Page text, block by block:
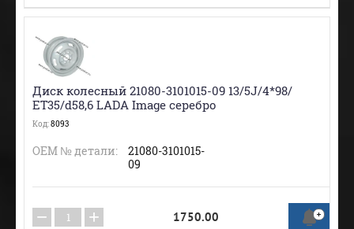
Диск колесный 21080-3101015-09 13/5J/4*98/
ЕТ35/d58,6 LADA Image серебро
Код:8093
ОЕМ № детали:
21080-3101015-
09
− + 1750.00